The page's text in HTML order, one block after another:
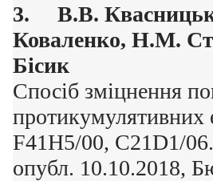
3. В.В.
Коваленко, Н.М.
Бісик
Спосіб зміцнення
протикумулятивних
F41H5/00, C21D1/
опубл. 10.10.2018,